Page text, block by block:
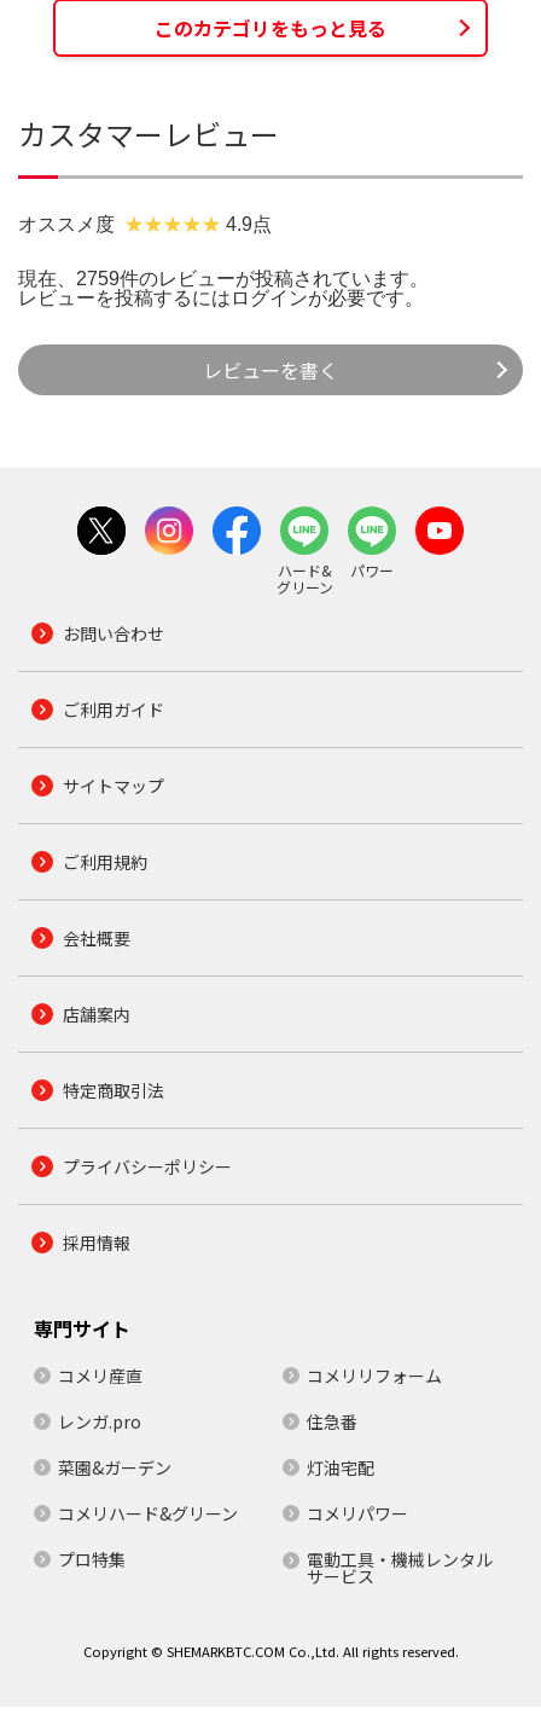
このカテゴリをもっと見る
カスタマーレビュー
オススメ度 4.9点
現在、2759件のレビューが投稿されています。
レビューを投稿するには ログインが必要です。
レビューを書く
ハード&
グリーン
パワー
お問い合わせ
ご利用ガイド
サイトマップ
ご利用規約
会社概要
店舗案内
特定商取引法
プライバシーポリシー
採用情報
専門サイト
コメリ産直
コメリリフォーム
レンガ.pro
住急番
菜園&ガーデン
灯油宅配
コメリハード&グリーン
コメリパワー
プロ特集
電動工具・機械レンタル
サービス
Copyright © SHEMARKBTC.COM Co.,Ltd. All rights reserved.